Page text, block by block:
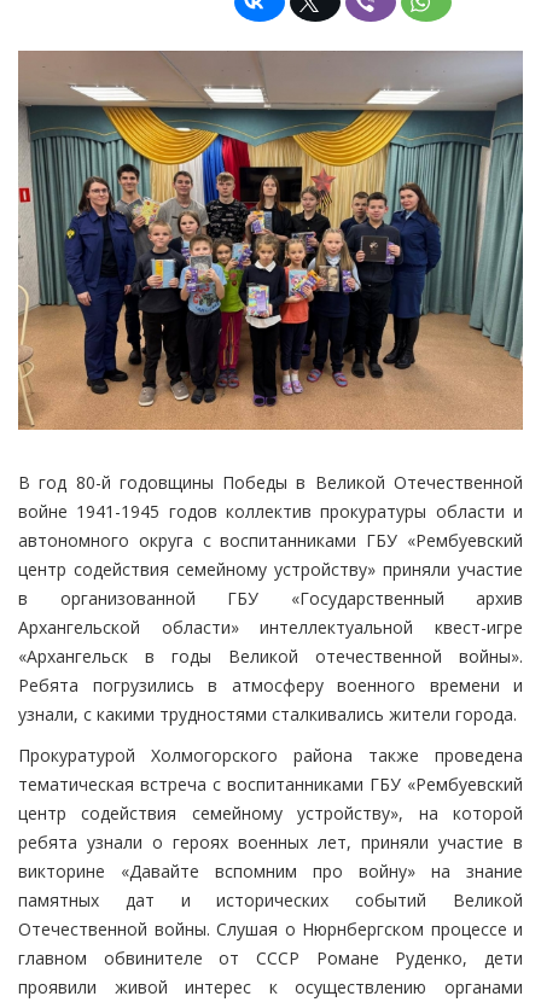
В год 80-й годовщины Победы в Великой Отечественной
войне 1941-1945 годов коллектив прокуратуры области и
автономного округа с воспитанниками ГБУ «Рембуевский
центр содействия семейному устройству» приняли участие
в организованной ГБУ «Государственный архив
Архангельской области» интеллектуальной квест-игре
«Архангельск в годы Великой отечественной войны».
Ребята погрузились в атмосферу военного времени и
узнали, с какими трудностями сталкивались жители города.
Прокуратурой Холмогорского района также проведена
тематическая встреча с воспитанниками ГБУ «Рембуевский
центр содействия семейному устройству», на которой
ребята узнали о героях военных лет, приняли участие в
викторине «Давайте вспомним про войну» на знание
памятных дат и исторических событий Великой
Отечественной войны. Слушая о Нюрнбергском процессе и
главном обвинителе от СССР Романе Руденко, дети
проявили живой интерес к осуществлению органами